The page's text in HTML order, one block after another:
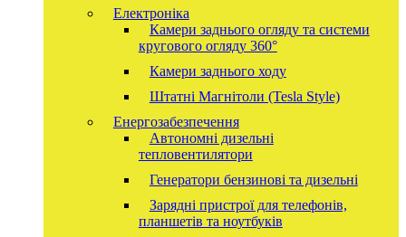
Електроніка
Камери заднього огляду та системи
кругового огляду 360°
Камери заднього ходу
Штатні Магнітоли (Tesla Style)
Енергозабезпечення
Автономні дизельні
тепловентилятори
Генератори бензинові та дизельні
Зарядні пристрої для телефонів,
планшетів та ноутбуків